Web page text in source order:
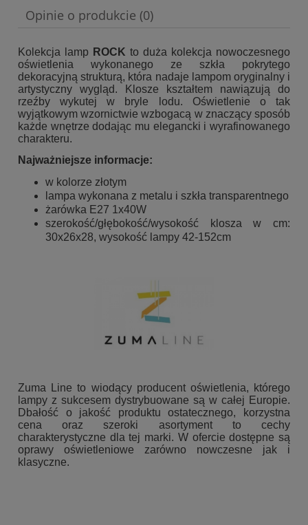
Opinie o produkcie (0)
Kolekcja lamp ROCK to duża kolekcja nowoczesnego
oświetlenia wykonanego ze szkła pokrytego
dekoracyjną strukturą, która nadaje lampom oryginalny i
artystyczny wygląd. Klosze kształtem nawiązują do
rzeźby wykutej w bryle lodu. Oświetlenie o tak
wyjątkowym wzornictwie wzbogacą w znaczący sposób
każde wnętrze dodając mu elegancki i wyrafinowanego
charakteru.
Najważniejsze informacje:
w kolorze złotym
lampa wykonana z metalu i szkła transparentnego
żarówka E27 1x40W
szerokość/głębokość/wysokość klosza w cm:
30x26x28, wysokość lampy 42-152cm
Zuma Line to wiodący producent oświetlenia, którego
lampy z sukcesem dystrybuowane są w całej Europie.
Dbałość o jakość produktu ostatecznego, korzystna
cena oraz szeroki asortyment to cechy
charakterystyczne dla tej marki. W ofercie dostępne są
oprawy oświetleniowe zarówno nowczesne jak i
klasyczne.